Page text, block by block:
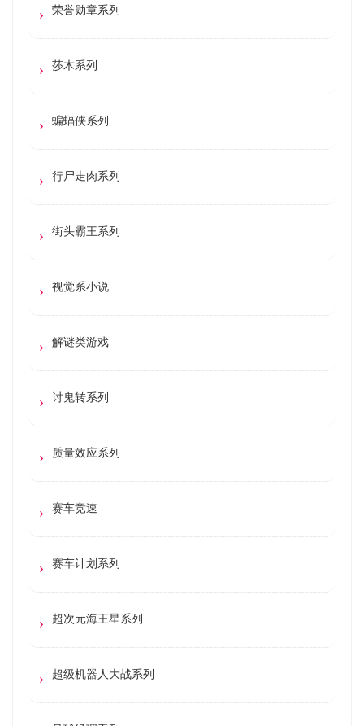
荣誉勋章系列
莎木系列
蝙蝠侠系列
行尸走肉系列
街头霸王系列
视觉系小说
解谜类游戏
讨鬼转系列
质量效应系列
赛车竞速
赛车计划系列
超次元海王星系列
超级机器人大战系列